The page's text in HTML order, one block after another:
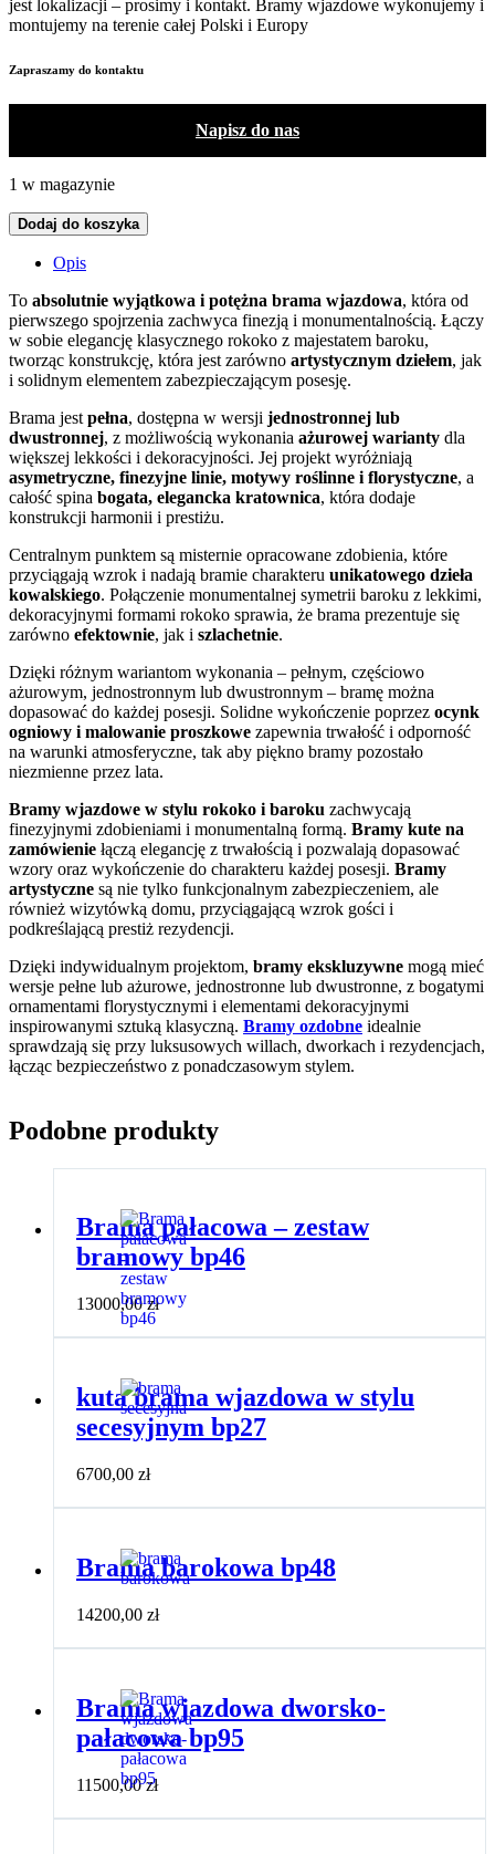
jest lokalizacji – prosimy i kontakt. Bramy wjazdowe wykonujemy i
montujemy na terenie całej Polski i Europy
Zapraszamy do kontaktu
Napisz do nas
1 w magazynie
Dodaj do koszyka
Opis
To absolutnie wyjątkowa i potężna brama wjazdowa, która od
pierwszego spojrzenia zachwyca finezją i monumentalnością. Łączy
w sobie elegancję klasycznego rokoko z majestatem baroku,
tworząc konstrukcję, która jest zarówno artystycznym dziełem, jak
i solidnym elementem zabezpieczającym posesję.
Brama jest pełna, dostępna w wersji jednostronnej lub
dwustronnej, z możliwością wykonania ażurowej warianty dla
większej lekkości i dekoracyjności. Jej projekt wyróżniają
asymetryczne, finezyjne linie, motywy roślinne i florystyczne, a
całość spina bogata, elegancka kratownica, która dodaje
konstrukcji harmonii i prestiżu.
Centralnym punktem są misternie opracowane zdobienia, które
przyciągają wzrok i nadają bramie charakteru unikatowego dzieła
kowalskiego. Połączenie monumentalnej symetrii baroku z lekkimi,
dekoracyjnymi formami rokoko sprawia, że brama prezentuje się
zarówno efektownie, jak i szlachetnie.
Dzięki różnym wariantom wykonania – pełnym, częściowo
ażurowym, jednostronnym lub dwustronnym – bramę można
dopasować do każdej posesji. Solidne wykończenie poprzez ocynk
ogniowy i malowanie proszkowe zapewnia trwałość i odporność
na warunki atmosferyczne, tak aby piękno bramy pozostało
niezmienne przez lata.
Bramy wjazdowe w stylu rokoko i baroku zachwycają
finezyjnymi zdobieniami i monumentalną formą. Bramy kute na
zamówienie łączą elegancję z trwałością i pozwalają dopasować
wzory oraz wykończenie do charakteru każdej posesji. Bramy
artystyczne są nie tylko funkcjonalnym zabezpieczeniem, ale
również wizytówką domu, przyciągającą wzrok gości i
podkreślającą prestiż rezydencji.
Dzięki indywidualnym projektom, bramy ekskluzywne mogą mieć
wersje pełne lub ażurowe, jednostronne lub dwustronne, z bogatymi
ornamentami florystycznymi i elementami dekoracyjnymi
inspirowanymi sztuką klasyczną. Bramy ozdobne idealnie
sprawdzają się przy luksusowych willach, dworkach i rezydencjach,
łącząc bezpieczeństwo z ponadczasowym stylem.
Podobne produkty
Brama pałacowa – zestaw
bramowy bp46
13000,00zł
kuta brama wjazdowa w stylu
secesyjnym bp27
6700,00 zł
Brama barokowa bp48
14200,00 zł
Brama wjazdowa dworsko-
pałacowa bp95
11500,00zł